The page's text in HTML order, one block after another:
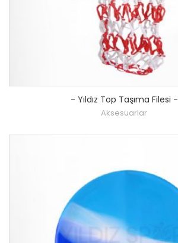
- Yıldız Top Taşıma Filesi -
Aksesuarlar